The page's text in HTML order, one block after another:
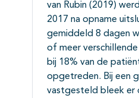
van Rubin (2019)
2017 na opname
gemiddeld 8 dagen
of meer
bij 18% van de
opgetreden. Bij een
vastgesteld bleek er